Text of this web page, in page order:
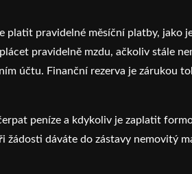
platit pravidelné měsíční platby, jako
pravidelně mzdu, ačkoliv stále
účtu. Finanční rezerva je zárukou
peníze a kdykoliv je zaplatit
dáváte do zástavy nemovitý